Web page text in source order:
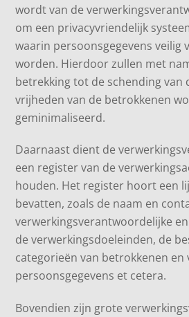
wordt van de
om een privacyvriendelijk
waarin persoonsgegevens veilig
worden. Hierdoor zullen met
betrekking tot de schending van
vrijheden van de betrokkenen
geminimaliseerd.
Daarnaast dient de
een register van de
houden. Het register hoort een
bevatten, zoals de naam en
verwerkingsverantwoordelijke
de verwerkingsdoeleinden, de
categorieën van betrokkenen en
persoonsgegevens et cetera.
Bovendien zijn grote